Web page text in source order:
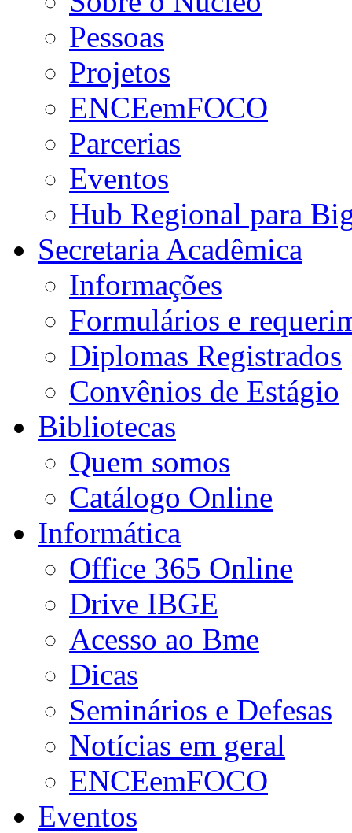
Pessoas
Projetos
ENCEemFOCO
Parcerias
Eventos
Hub Regional para
Secretaria Acadêmica
Informações
Formulários e
Diplomas Registrados
Convênios de Estágio
Bibliotecas
Quem somos
Catálogo Online
Informática
Office 365 Online
Drive IBGE
Acesso ao Bme
Dicas
Seminários e Defesas
Notícias em geral
ENCEemFOCO
Eventos